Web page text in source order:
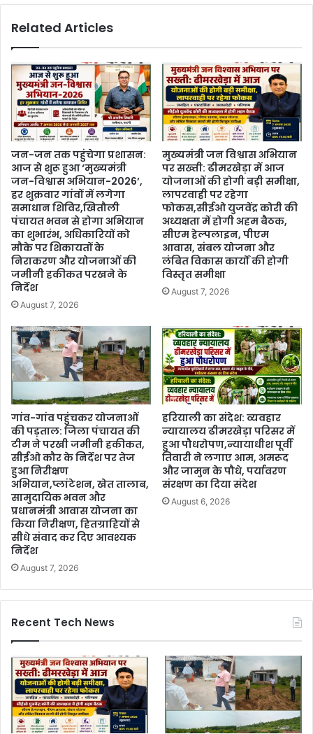
Related Articles
जन-जन तक पहुंचेगा प्रशासन:
आज से शुरू हुआ ‘मुख्यमंत्री
जन-विश्वास अभियान-2026’,
हर शुक्रवार गांवों में लगेगा
समाधान शिविर,खितौली
पंचायत भवन से होगा अभियान
का शुभारंभ, अधिकारियों को
मौके पर शिकायतों के
निराकरण और योजनाओं की
जमीनी हकीकत परखने के
निर्देश
August 7, 2026
मुख्यमंत्री जन विश्वास अभियान
पर सख्ती: ढीमरखेड़ा में आज
योजनाओं की होगी बड़ी समीक्षा,
लापरवाही पर रहेगा
फोकस,सीईओ युजवेंद्र कोरी की
अध्यक्षता में होगी अहम बैठक,
सीएम हेल्पलाइन, पीएम
आवास, संबल योजना और
लंबित विकास कार्यों की होगी
विस्तृत समीक्षा
August 7, 2026
गांव-गांव पहुंचकर योजनाओं
की पड़ताल: जिला पंचायत की
टीम ने परखी जमीनी हकीकत,
सीईओ कौर के निर्देश पर तेज
हुआ निरीक्षण
अभियान,प्लांटेशन, खेत तालाब,
सामुदायिक भवन और
प्रधानमंत्री आवास योजना का
किया निरीक्षण, हितग्राहियों से
सीधे संवाद कर दिए आवश्यक
निर्देश
August 7, 2026
हरियाली का संदेश: व्यवहार
न्यायालय ढीमरखेड़ा परिसर में
हुआ पौधरोपण,न्यायाधीश पूर्वी
तिवारी ने लगाए आम, अमरूद
और जामुन के पौधे, पर्यावरण
संरक्षण का दिया संदेश
August 6, 2026
Recent Tech News